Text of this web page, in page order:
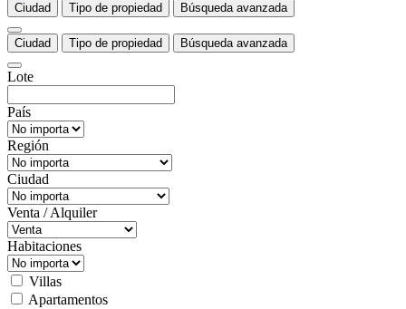
Ciudad Tipo de propiedad Búsqueda avanzada
Ciudad Tipo de propiedad Búsqueda avanzada
Lote
País
Región
Ciudad
Venta / Alquiler
Habitaciones
Villas
Apartamentos